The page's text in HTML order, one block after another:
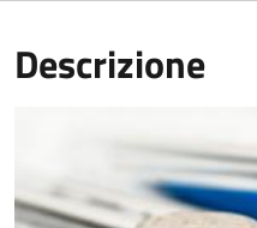
Descrizione